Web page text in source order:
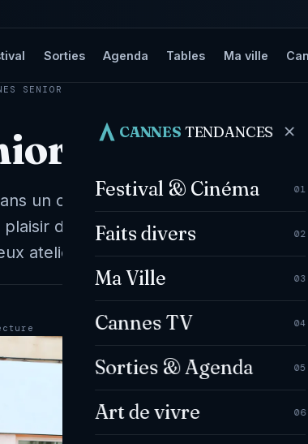
Sorties Agenda Tables Ma ville
CANNES TENDANCES
Festival & Cinéma 01
Faits divers 02
Ma Ville 03
Cannes TV 04
Sorties & Agenda 05
Art de vivre 06
SENIORS LE CLUB
Le Club
un cours de tapisserie particulier,
de s'activer et de partager leurs
ateliers proposés par le club